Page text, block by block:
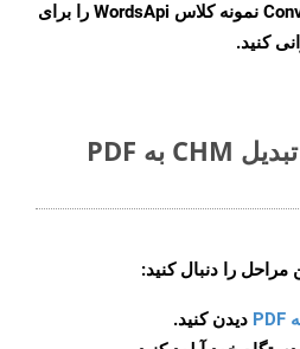
نمونه کلاس WordsApi را برای
مراحل ساده برای تبدیل CHM به PDF
مراحل را دنبال کنید:
دیدن کنید.